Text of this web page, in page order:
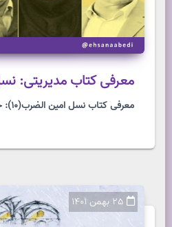
معرفی کتاب مدیریتی:
معرفی کتاب نسل امین الضرب(10): حکمت کارآفرینان